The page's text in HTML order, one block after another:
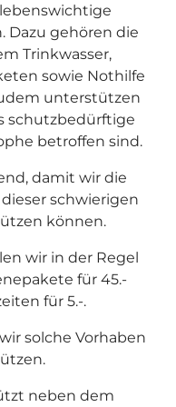
Dazu gehören die
Trinkwasser,
sowie Nothilfe
unterstützen
schutzbedürftige
betroffen sind.
damit wir die
schwierigen
können.
wir in der Regel
für 45.-
für 5.-.
solche Vorhaben
neben dem